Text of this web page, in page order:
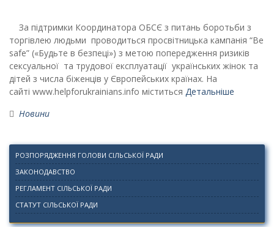
За підтримки Координатора ОБСЄ з питань боротьби з
торгівлею людьми проводиться просвітницька кампанія “Be
safe” («Будьте в безпеці») з метою попередження ризиків
сексуальної та трудової експлуатації українських жінок та
дітей з числа біженців у Європейських країнах. На
сайті www.helpforukrainians.info міститься Детальніше
Новини
РОЗПОРЯДЖЕННЯ ГОЛОВИ СІЛЬСЬКОЇ РАДИ
ЗАКОНОДАВСТВО
РЕГЛАМЕНТ СІЛЬСЬКОЇ РАДИ
СТАТУТ СІЛЬСЬКОЇ РАДИ